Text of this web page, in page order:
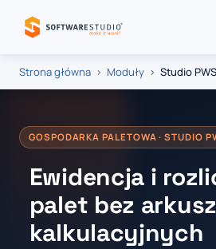
Strona główna Moduły Studio
GOSPODARKA PALETOWA · STUDIO
Ewidencja i
palet bez
kalkulacyjnych